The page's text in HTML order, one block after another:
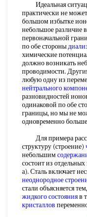
Идеальная
практически не
большом избытке
небольшое различие
первоначальной
по обе стороны
химические
должно возникать
проводимости.
любую одну из
нейтрального
разновидностей
одинаковой по обе
границы, но мы не
одновременно
Для примера
структуру (строение)
небольшим
состоит из отдельных
а). Сталь включает
неоднородное
стали объясняется
жидкого состоянияв
кристаллов